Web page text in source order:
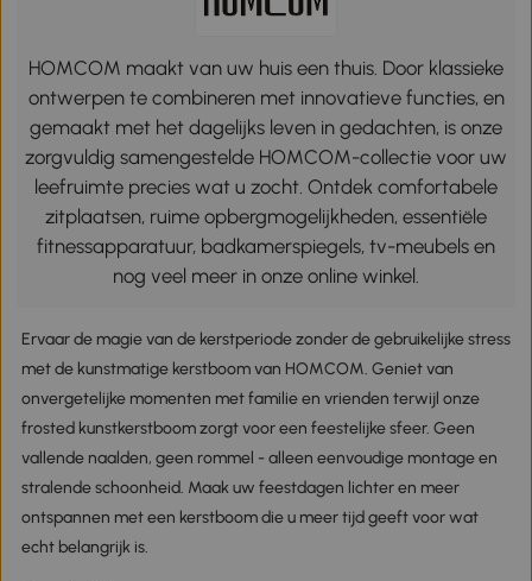
HOMCOM maakt van uw huis een thuis. Door klassieke
ontwerpen te combineren met innovatieve functies, en
gemaakt met het dagelijks leven in gedachten, is onze
zorgvuldig samengestelde HOMCOM-collectie voor uw
leefruimte precies wat u zocht. Ontdek comfortabele
zitplaatsen, ruime opbergmogelijkheden, essentiële
fitnessapparatuur, badkamerspiegels, tv-meubels en
nog veel meer in onze online winkel.
Ervaar de magie van de kerstperiode zonder de gebruikelijke stress
met de kunstmatige kerstboom van HOMCOM. Geniet van
onvergetelijke momenten met familie en vrienden terwijl onze
frosted kunstkerstboom zorgt voor een feestelijke sfeer. Geen
vallende naalden, geen rommel - alleen eenvoudige montage en
stralende schoonheid. Maak uw feestdagen lichter en meer
ontspannen met een kerstboom die u meer tijd geeft voor wat
echt belangrijk is.